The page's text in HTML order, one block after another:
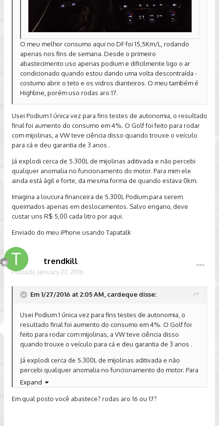
O meu melhor consumo aqui no DF foi 15,5Km/L, rodando
apenas nos fins de semana. Desde o primeiro
abastecimento uso apenas podium e dificilmente ligo o ar
condicionado quando estou dando uma volta descontraída -
costumo abrir o teto e os vidros dianteiros. O meu também é
Highline, porém uso rodas aro 17.
Usei Podium 1 única vez para fins testes de autonomia, o resultado
final foi aumento do consumo em 4%. O Golf foi feito para rodar
com mijolinas, a VW teve ciência disso quando trouxe o veículo
para cá e deu garantia de 3 anos .
Já explodi cerca de 5.300L de mijolinas aditivada e não percebi
qualquer anomalia no funcionamento do motor. Para mim ele
ainda está ágil e forte, da mesma forma de quando estava 0km.
Imagina a loucura financeira de 5.300L Podium para serem
queimados apenas em deslocamentos. Salvo engano, deve
custar uns R$ 5,00 cada litro por aqui.
Enviado do meu iPhone usando Tapatalk
trendkill
Postado January 27, 2016
Em 1/27/2016 at 2:05 AM, cardeque disse:
Usei Podium 1 única vez para fins testes de autonomia, o
resultado final foi aumento do consumo em 4%. O Golf foi
feito para rodar com mijolinas, a VW teve ciência disso
quando trouxe o veículo para cá e deu garantia de 3 anos .
Já explodi cerca de 5.300L de mijolinas aditivada e não
percebi qualquer anomalia no funcionamento do motor. Para
mim ele ainda está ágil e forte, da mesma forma de quando
estava 0km.
Expand
Em qual posto você abastece? rodas aro 16 ou 17?